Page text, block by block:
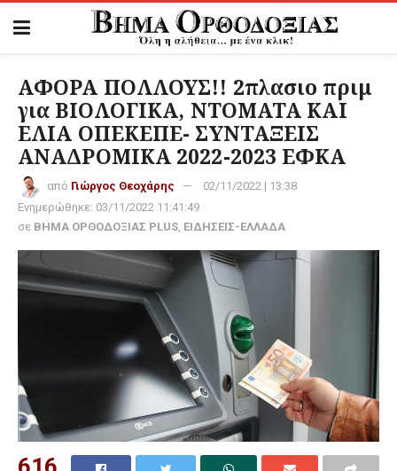
ΑΦΟΡΑ ΠΟΛΛΟΥΣ!! 2πλασιο πριμ
για ΒΙΟΛΟΓΙΚΑ, ΝΤΟΜΑΤΑ ΚΑΙ
ΕΛΙΑ ΟΠΕΚΕΠΕ- ΣΥΝΤΑΞΕΙΣ
ΑΝΑΔΡΟΜΙΚΑ 2022-2023 ΕΦΚΑ
από Γιώργος Θεοχάρης
02/11/2022 | 13:38
Ενημερώθηκε: 03/11/2022 11:41:49
σε ΒΗΜΑ ΟΡΘΟΔΟΞΙΑΣ PLUS, ΕΙΔΗΣΕΙΣ-ΕΛΛΑΔΑ